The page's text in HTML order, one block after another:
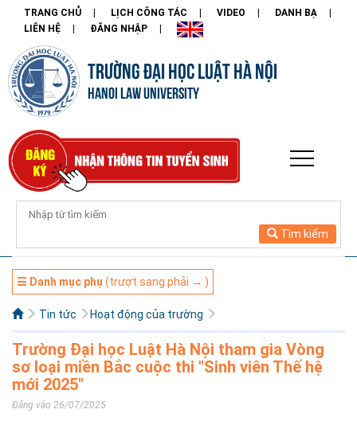
TRANG CHỦ LỊCH CÔNG TÁC VIDEO
DANH BẠ
LIÊN HỆ
ĐĂNG NHẬP
TRƯỜNG ĐẠI HỌC LUẬT HÀ NỘI
HANOI LAW UNIVERSITY
Tìm kiếm
☰ Danh mục phụ (trượt sang phải → )
Tin tức Hoạt động của trường
Trường Đại học Luật Hà Nội tham gia Vòng
sơ loại miền Bắc cuộc thi "Sinh viên Thế hệ
mới 2025"
Đăng vào 26/07/2025